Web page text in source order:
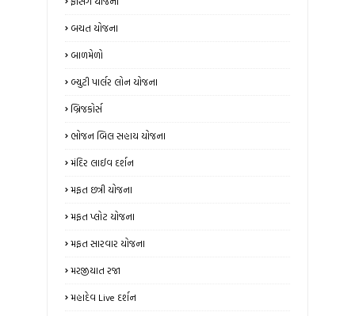
બચત યોજના
બાળમેળો
બ્યુટી પાર્લર લોન યોજના
બ્રિજકોર્સ
ભોજન બિલ સહાય યોજના
મંદિર લાઈવ દર્શન
મફત છત્રી યોજના
મફત પ્લોટ યોજના
મફત સારવાર યોજના
મરજીયાત રજા
મહાદેવ Live દર્શન